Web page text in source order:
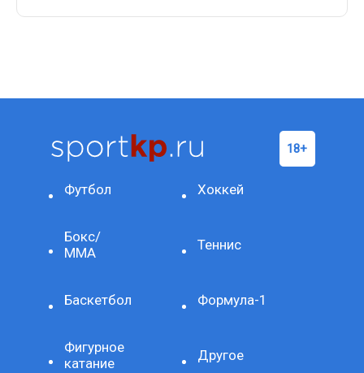
Футбол Хоккей
Бокс/
ММА
Теннис
Баскетбол Формула-1
Фигурное
катание
Другое